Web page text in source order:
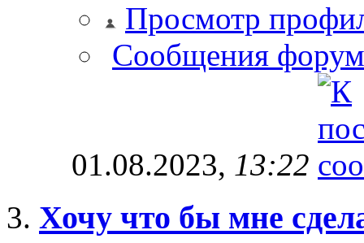
Просмотр
Сообщения
01.08.2023, 13:22
Хочу что бы мне